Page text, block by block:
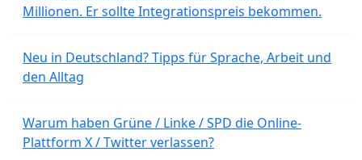
Millionen. Er sollte Integrationspreis bekommen.
Neu in Deutschland? Tipps für Sprache, Arbeit und
den Alltag
Warum haben Grüne / Linke / SPD die Online-
Plattform X / Twitter verlassen?